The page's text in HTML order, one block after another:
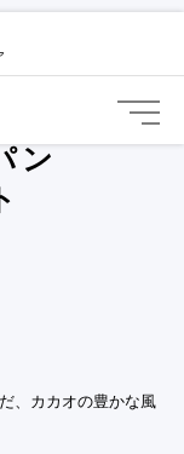
ン
、カカオの豊かな風